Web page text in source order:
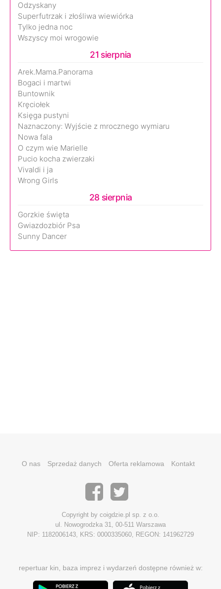
Odzyskany
Superfutrzak i złośliwa wiewiórka
Tylko jedna noc
Wszyscy moi wrogowie
21 sierpnia
Arek.Mama.Panorama
Bogaci i martwi
Buntownik
Kręciołek
Księga pustyni
Naznaczony: Wyjście z mrocznego wymiaru
Nowa fala
O czym wie Marielle
Pucio kocha zwierzaki
Vivaldi i ja
Wrong Girls
28 sierpnia
Gorzkie święta
Gwiazdozbiór Psa
Sunny Dancer
O nas Sprzedaż danych Oferta reklamowa Kontakt
Copyright by coigdzie.pl sp. z o.o.
ul. Nowogrodzka 31, 00-511 Warszawa
NIP: 1182006143, KRS: 0000335060, REGON: 141962729
repertuar kin, baza imprez i wydarzeń dostępne również w: